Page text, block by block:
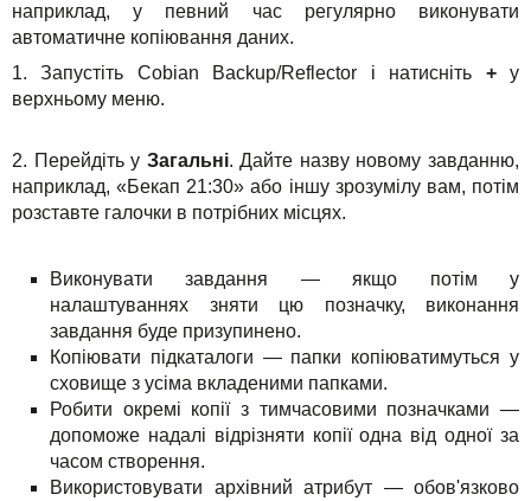
наприклад, у певний час регулярно виконувати
автоматичне копіювання даних.
1. Запустіть Cobian Backup/Reflector і натисніть +у
верхньому меню.
2. Перейдіть у Загальні. Дайте назву новому завданню,
наприклад, «Бекап 21:30» або іншу зрозумілу вам, потім
розставте галочки в потрібних місцях.
Виконувати завдання — якщо потім у
налаштуваннях зняти цю позначку, виконання
завдання буде призупинено.
Копіювати підкаталоги — папки копіюватимуться у
сховище з усіма вкладеними папками.
Робити окремі копії з тимчасовими позначками —
допоможе надалі відрізняти копії одна від одної за
часом створення.
Використовувати архівний атрибут — обов'язково